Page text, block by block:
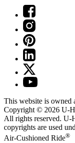
This website is owned
Copyright © 2026 U-
All rights reserved. U-
copyrights are used
Air-Cushioned Ride®